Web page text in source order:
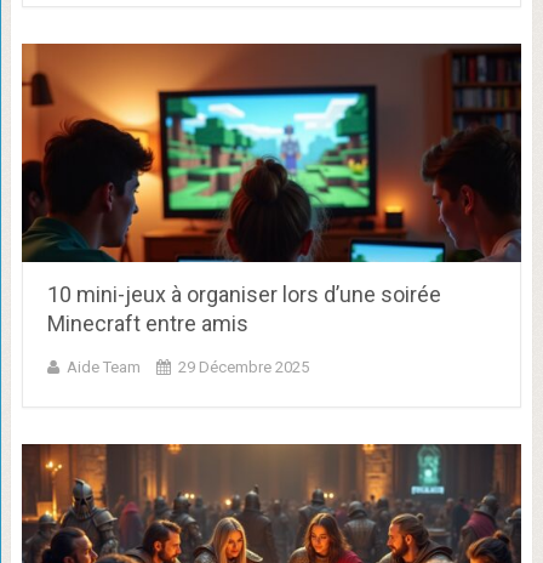
10 mini-jeux à organiser lors d’une soirée
Minecraft entre amis
Aide Team 29 Décembre 2025